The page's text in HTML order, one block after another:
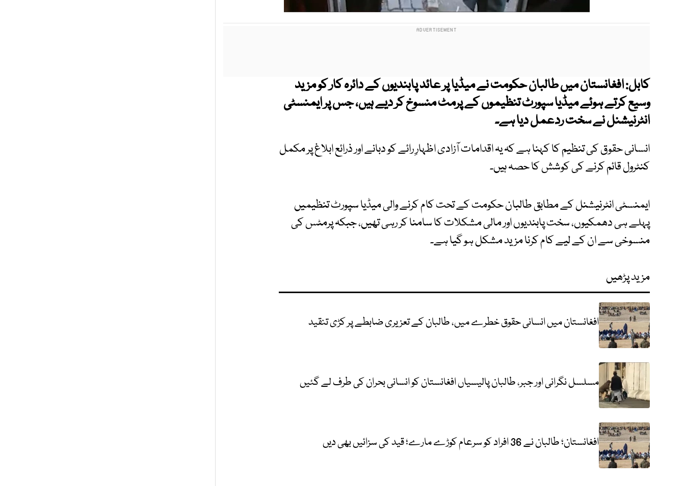
کابل: افغانستان میں طالبان حکومت نے میڈیا پر عائد پابندیوں کے دائرہ کار کو مزید
وسیع کرتے ہوئے میڈیا سپورٹ تنظیموں کے پرمٹ منسوخ کر دیے ہیں، جس پر ایمنسٹی
انٹرنیشنل نے سخت ردعمل دیا ہے۔
انسانی حقوق کی تنظیم کا کہنا ہے کہ یہ اقدامات آزادی اظہارِ رائے کو دبانے اور ذرائع ابلاغ پر مکمل
کنٹرول قائم کرنے کی کوشش کا حصہ ہیں۔
ایمنسٹی انٹرنیشنل کے مطابق طالبان حکومت کے تحت کام کرنے والی میڈیا سپورٹ تنظیمیں
پہلے ہی دھمکیوں، سخت پابندیوں اور مالی مشکلات کا سامنا کر رہی تھیں، جبکہ پرمٹس کی
منسوخی سے ان کے لیے کام کرنا مزید مشکل ہو گیا ہے۔
مزید پڑھیں
افغانستان میں انسانی حقوق خطرے میں، طالبان کے تعزیری ضابطے پر کڑی تنقید
مسلسل نگرانی اور جبر، طالبان پالیسیاں افغانستان کو انسانی بحران کی طرف لے گئیں
افغانستان؛ طالبان نے 36 افراد کو سرعام کوڑے مارے؛ قید کی سزائیں بھی دیں